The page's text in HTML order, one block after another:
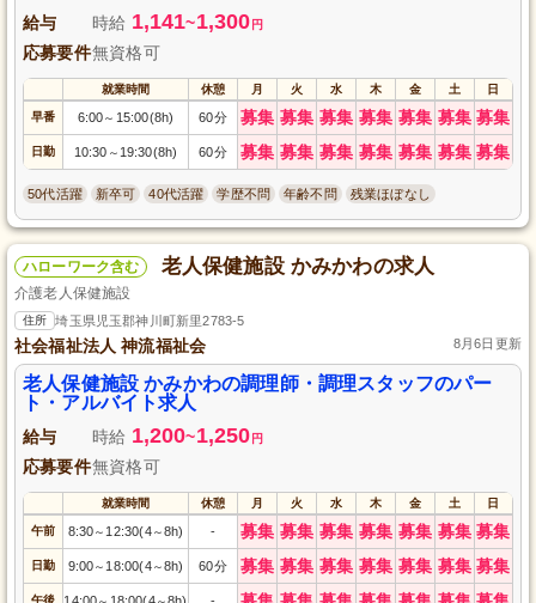
給与 時給 1,141~1,300 円
応募要件無資格可
就業時間 休憩 月 火 水 木 金 土 日
早番 6:00～ 15:00(8h) 60分 募集 募集 募集 募集 募集 募集 募集
日勤 10:30 ～ 19:30(8h) 60分 募集 募集 募集 募集 募集 募集 募集
50代活躍 新卒可 40代活躍 学歴不問 年齢不問 残業ほぼなし
ハローワーク含む 老人保健施設 かみかわの求人
介護老人保健施設
住所 埼玉県児玉郡神川町新里2783-5
社会福祉法人 神流福祉会 8月6日更新
老人保健施設 かみかわの調理師・調理スタッフのパー
ト・アルバイト求人
給与 時給 1,200~1,250 円
応募要件無資格可
就業時間 休憩 月 火 水 木 金 土 日
午前 8:30～ 12:30(4～8h) - 募集 募集 募集 募集 募集 募集 募集
日勤 9:00～ 18:00(4～8h) 60分 募集 募集 募集 募集 募集 募集 募集
午後